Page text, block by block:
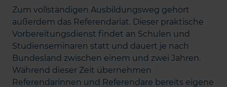
Zum vollständigen Ausbildungsweg gehört
außerdem das Referendariat. Dieser praktische
Vorbereitungsdienst findet an Schulen und
Studienseminaren statt und dauert je nach
Bundesland zwischen einem und zwei Jahren.
Während dieser Zeit übernehmen
Referendarinnen und Referendare bereits eigene